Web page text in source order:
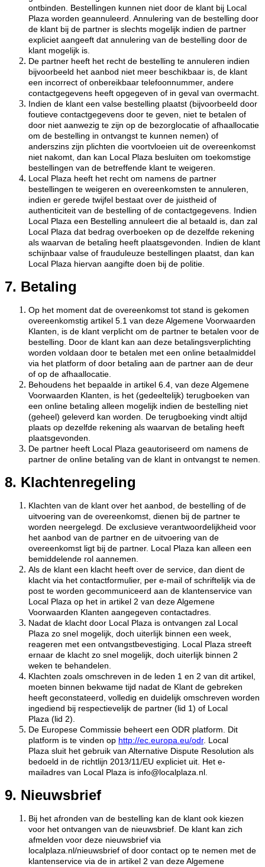
ontbinden. Bestellingen kunnen niet door de klant bij Local
Plaza worden geannuleerd. Annulering van de bestelling door
de klant bij de partner is slechts mogelijk indien de partner
expliciet aangeeft dat annulering van de bestelling door de
klant mogelijk is.
De partner heeft het recht de bestelling te annuleren indien
bijvoorbeeld het aanbod niet meer beschikbaar is, de klant
een incorrect of onbereikbaar telefoonnummer, andere
contactgegevens heeft opgegeven of in geval van overmacht.
Indien de klant een valse bestelling plaatst (bijvoorbeeld door
foutieve contactgegevens door te geven, niet te betalen of
door niet aanwezig te zijn op de bezorglocatie of afhaallocatie
om de bestelling in ontvangst te kunnen nemen) of
anderszins zijn plichten die voortvloeien uit de overeenkomst
niet nakomt, dan kan Local Plaza besluiten om toekomstige
bestellingen van de betreffende klant te weigeren.
Local Plaza heeft het recht om namens de partner
bestellingen te weigeren en overeenkomsten te annuleren,
indien er gerede twijfel bestaat over de juistheid of
authenticiteit van de bestelling of de contactgegevens. Indien
Local Plaza een Bestelling annuleert die al betaald is, dan zal
Local Plaza dat bedrag overboeken op de dezelfde rekening
als waarvan de betaling heeft plaatsgevonden. Indien de klant
schijnbaar valse of frauduleuze bestellingen plaatst, dan kan
Local Plaza hiervan aangifte doen bij de politie.
7. Betaling
Op het moment dat de overeenkomst tot stand is gekomen
overeenkomstig artikel 5.1 van deze Algemene Voorwaarden
Klanten, is de klant verplicht om de partner te betalen voor de
bestelling. Door de klant kan aan deze betalingsverplichting
worden voldaan door te betalen met een online betaalmiddel
via het platform of door betaling aan de partner aan de deur
of op de afhaallocatie.
Behoudens het bepaalde in artikel 6.4, van deze Algemene
Voorwaarden Klanten, is het (gedeeltelijk) terugboeken van
een online betaling alleen mogelijk indien de bestelling niet
(geheel) geleverd kan worden. De terugboeking vindt altijd
plaats op dezelfde rekening als waarvan de betaling heeft
plaatsgevonden.
De partner heeft Local Plaza geautoriseerd om namens de
partner de online betaling van de klant in ontvangst te nemen.
8. Klachtenregeling
Klachten van de klant over het aanbod, de bestelling of de
uitvoering van de overeenkomst, dienen bij de partner te
worden neergelegd. De exclusieve verantwoordelijkheid voor
het aanbod van de partner en de uitvoering van de
overeenkomst ligt bij de partner. Local Plaza kan alleen een
bemiddelende rol aannemen.
Als de klant een klacht heeft over de service, dan dient de
klacht via het contactformulier, per e-mail of schriftelijk via de
post te worden gecommuniceerd aan de klantenservice van
Local Plaza op het in artikel 2 van deze Algemene
Voorwaarden Klanten aangegeven contactadres.
Nadat de klacht door Local Plaza is ontvangen zal Local
Plaza zo snel mogelijk, doch uiterlijk binnen een week,
reageren met een ontvangstbevestiging. Local Plaza streeft
ernaar de klacht zo snel mogelijk, doch uiterlijk binnen 2
weken te behandelen.
Klachten zoals omschreven in de leden 1 en 2 van dit artikel,
moeten binnen bekwame tijd nadat de Klant de gebreken
heeft geconstateerd, volledig en duidelijk omschreven worden
ingediend bij respectievelijk de partner (lid 1) of Local
Plaza (lid 2).
De Europese Commissie beheert een ODR platform. Dit
platform is te vinden op http://ec.europa.eu/odr. Local
Plaza sluit het gebruik van Alternative Dispute Resolution als
bedoeld in de richtlijn 2013/11/EU expliciet uit. Het e-
mailadres van Local Plaza is info@localplaza.nl.
9. Nieuwsbrief
Bij het afronden van de bestelling kan de klant ook kiezen
voor het ontvangen van de nieuwsbrief. De klant kan zich
afmelden voor deze nieuwsbrief via
localplaza.nl/nieuwsbrief of door contact op te nemen met de
klantenservice via de in artikel 2 van deze Algemene